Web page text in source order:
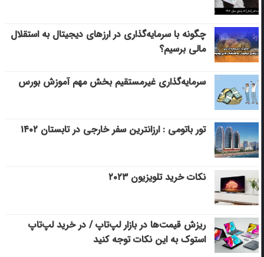
چگونه با سرمایه‌گذاری در ارزهای دیجیتال به استقلال
مالی برسیم؟
سرمایه‌گذاری غیرمستقیم بخش مهم آموزش بورس
تور باتومی : ارزانترین سفر خارجی در تابستان ۱۴۰۲
نکات خرید تلویزیون ۲۰۲۳
ریزش قیمت‌ها در بازار لپ‌تاپ / در خرید لپ‌تاپ
استوک به این نکات توجه کنید